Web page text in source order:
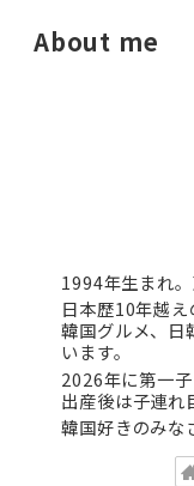
About me
1994年生まれ。
日本歴10年越え
韓国グルメ、日
います。
2026年に第一子
出産後は子連れ
韓国好きのみな